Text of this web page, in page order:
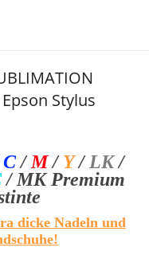
Stylus
C/M/Y/ LK/
/ MK Premium
dicke Nadeln und